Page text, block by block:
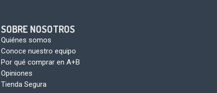
SOBRE NOSOTROS
Quiénes somos
Conoce nuestro equipo
Por qué comprar en A+B
Opiniones
Tienda Segura